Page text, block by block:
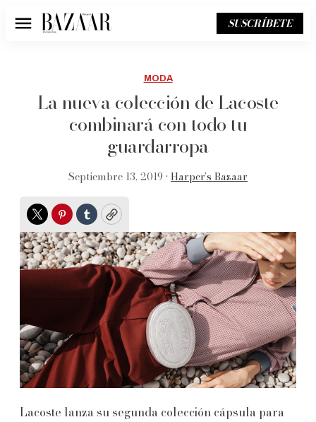
Menú SUSCRÍBETE
MODA
La nueva colección de Lacoste
combinará con todo tu
guardarropa
Septiembre 13, 2019 • Harper’s Bazaar
TwitterPinterest
TumblrCopy
Lacoste lanza su segunda colección cápsula para